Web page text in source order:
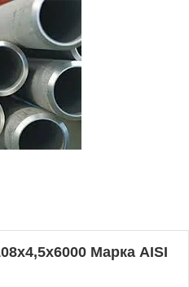
Марка AISI